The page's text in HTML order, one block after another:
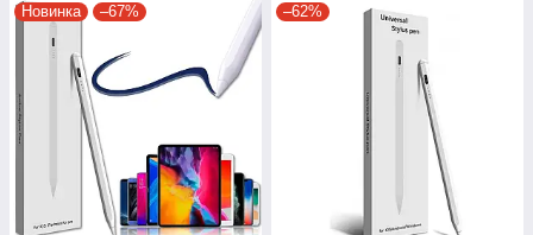
Новинка –67% –62%